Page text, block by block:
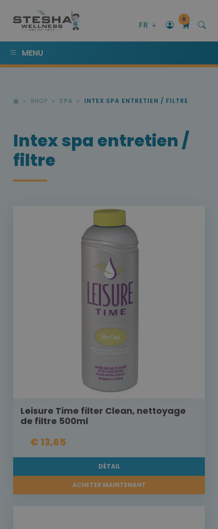
FR
0
MENU
SHOP SPA INTEX SPA ENTRETIEN / FILTRE
Intex spa entretien /
filtre
Leisure Time filter Clean, nettoyage
de filtre 500ml
€ 13,65
DÉTAIL
ACHETER MAINTENANT